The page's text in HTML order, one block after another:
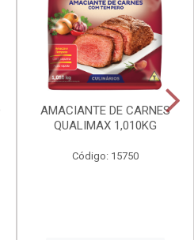
AMACIANTE DE CARNES
QUALIMAX 1,010KG
Código: 15750